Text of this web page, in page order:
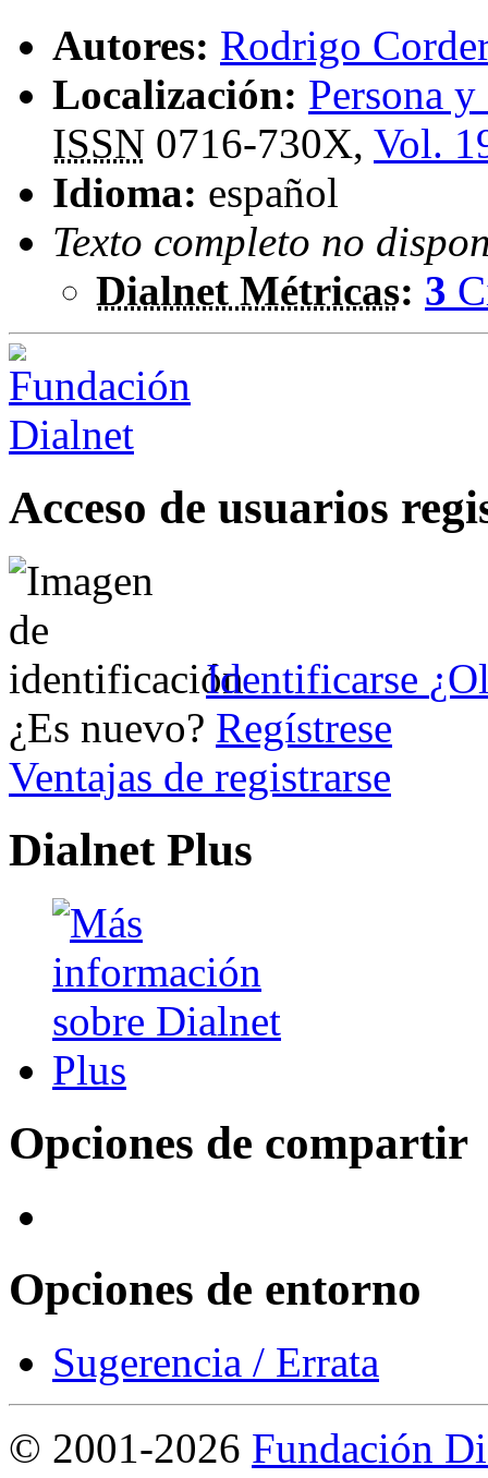
Autores: Rodrigo
Localización: Persona
ISSN 0716-730X, Vol.
Idioma: español
Texto completo no
Dialnet Métricas: 3
Acceso de usuarios
Identificarse
¿Es nuevo? Regístrese
Ventajas de registrarse
Dialnet Plus
Opciones de compartir
Opciones de entorno
Sugerencia / Errata
© 2001-2026 Fundación